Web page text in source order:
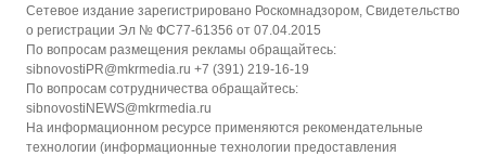
Сетевое издание зарегистрировано Роскомнадзором, Свидетельство
о регистрации Эл № ФС77-61356 от 07.04.2015
По вопросам размещения рекламы обращайтесь:
sibnovostiPR@mkrmedia.ru +7 (391) 219-16-19
По вопросам сотрудничества обращайтесь:
sibnovostiNEWS@mkrmedia.ru
На информационном ресурсе применяются рекомендательные
технологии (информационные технологии предоставления